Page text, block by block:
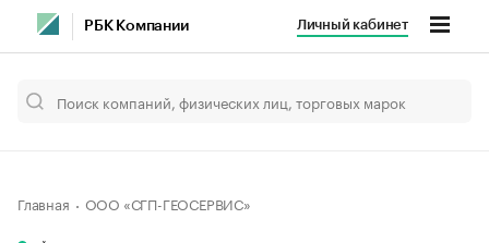
РБК Компании Личный кабинет
Главная ООО «СГП-ГЕОСЕРВИС»